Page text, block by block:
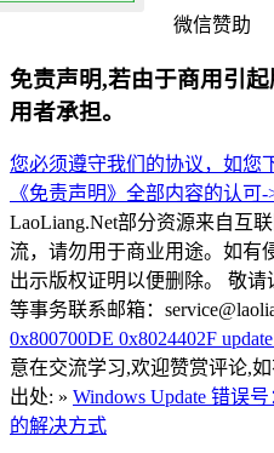
微信赞助
免责声明,若由于商用引
用者承担。
您必须遵守我们的协议，如您
《免责声明》全部内容的认可-
LaoLiang.Net部分资源来自互
流，请勿用于商业用途。如有
出示版权证明以便删除。 敬
等事务联系邮箱：
0x800700DE 0x8024402F update
意在交流学习,欢迎赞赏评论,
出处: » Windows Update 错误
的解决方式